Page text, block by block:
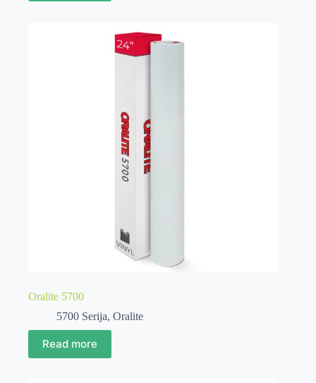
Oralite 5700
5700 Serija, Oralite
Read more